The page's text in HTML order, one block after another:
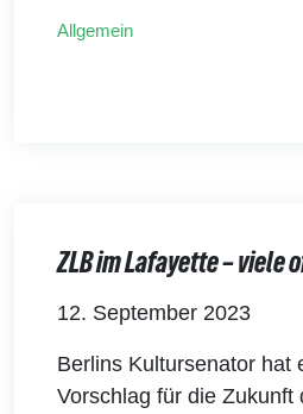
Allgemein
ZLB im Lafayette – viele
12. September 2023
Berlins Kultursenator hat
Vorschlag für die Zukunft